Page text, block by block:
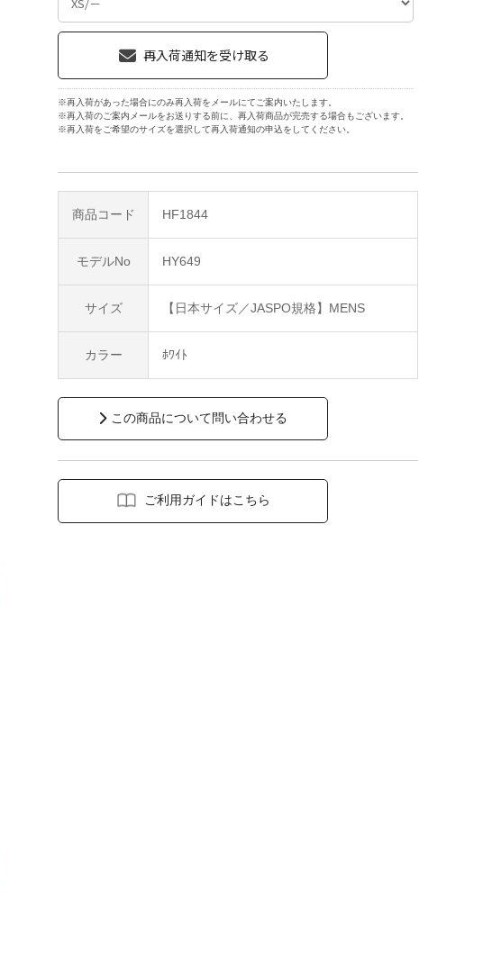
商品コード HF1844
モデルNo HY649
サイズ 【日本サイズ／JASPO規格】MENS
カラー ﾎﾜｲﾄ
この商品について問い合わせる
ご利用ガイドはこちら
※再入荷があった場合にのみ再入荷をメールにてご案内いたします。
※再入荷のご案内メールをお送りする前に、再入荷商品が完売する場合もございます。
※再入荷をご希望のサイズを選択して再入荷通知の申込をしてください。